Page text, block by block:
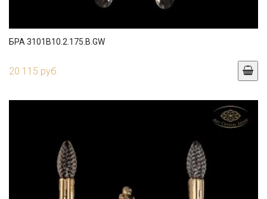
БРА 3101B10.2.175.B.GW
20 115 руб.